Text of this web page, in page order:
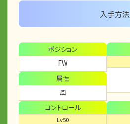
入手方法
ポジション
FW
属性
風
コントロール
Lv50